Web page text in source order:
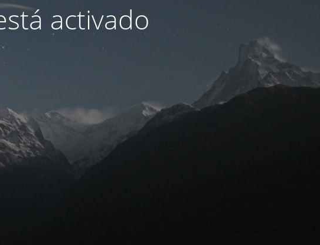
activado